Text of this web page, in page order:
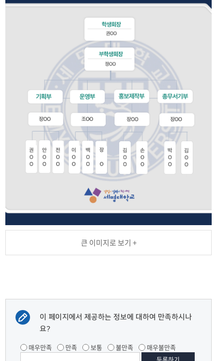
큰 이미지로 보기 +
이 페이지에서 제공하는 정보에 대하여 만족하시나
요?
매우만족 만족 보통 불만족 매우불만족